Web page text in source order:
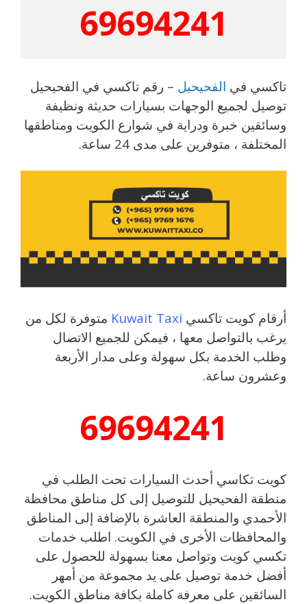
69694241
تاكسي في الفحيحيل – رقم تاكسي في الفحيحيل
توصيل لجميع الوجهات بسيارات حديثة ونظيفة
وسائقين خبرة ودراية في شوارع الكويت ومناطقها
المختلفة ، متوفرين على مدى 24 ساعة.
أرقام كويت تاكسي Kuwait Taxi متوفرة لكل من
يرغب بالتواصل معها ، فيمكن للجميع الاتصال
وطلب الخدمة بكل سهولة وعلى مدار الأربعة
وعشرون ساعة.
69694241
كويت تكاسي أحدث السيارات تحت الطلب في
منطقة الفحيحيل للتوصيل إلى كل مناطق محافظة
الأحمدي والمنطقة العاشرة بالإضافة إلى المناطق
والمحافظات الأخرى في الكويت. اطلب خدمات
تكسي كويت وتواصل معنا بسهولة للحصول على
أفضل خدمة توصيل على يد مجموعة من أمهر
السائقين على معرفة كاملة بكافة مناطق الكويت.